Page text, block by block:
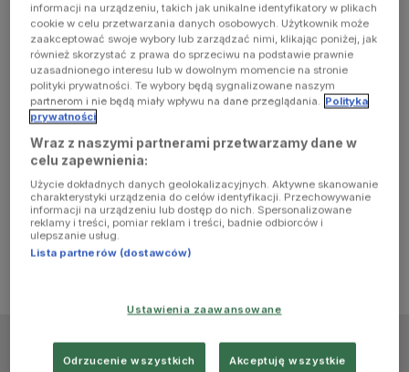
occurred
(see the
browser
console for
more
information)
informacji na urządzeniu, takich jak unikalne identyfikatory w plikach
cookie w celu przetwarzania danych osobowych. Użytkownik może
zaakceptować swoje wybory lub zarządzać nimi, klikając poniżej, jak
również skorzystać z prawa do sprzeciwu na podstawie prawnie
uzasadnionego interesu lub w dowolnym momencie na stronie
polityki prywatności. Te wybory będą sygnalizowane naszym
partnerom i nie będą miały wpływu na dane przeglądania. Polityka
prywatności
Wraz z naszymi partnerami przetwarzamy dane w
celu zapewnienia:
Użycie dokładnych danych geolokalizacyjnych. Aktywne skanowanie
charakterystyki urządzenia do celów identyfikacji. Przechowywanie
informacji na urządzeniu lub dostęp do nich. Spersonalizowane
reklamy i treści, pomiar reklam i treści, badnie odbiorców i
ulepszanie usług.
Lista partnerów (dostawców)
Ustawienia zaawansowane
Odrzucenie wszystkich Akceptuję wszystkie